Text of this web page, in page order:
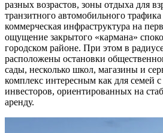
разных возрастов, зоны отдыха для
транзитного автомобильного
коммерческая инфраструктура на
ощущение закрытого «кармана»
городском районе. При этом в
расположены остановки
сады, несколько школ, магазины и
комплекс интересным как для семей
инвесторов, ориентированных на
аренду.